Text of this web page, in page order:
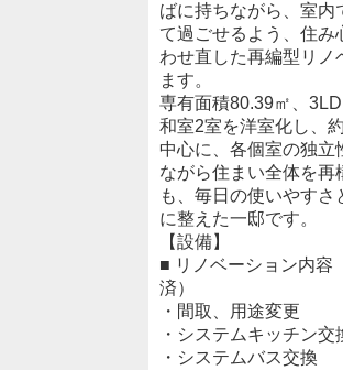
ばに持ちながら、室内
て過ごせるよう、住み
わせ直した再編型リノ
ます。
専有面積80.39㎡、
和室2室を洋室化し、
中心に、各個室の独立
ながら住まい全体を再
も、毎日の使いやすさ
に整えた一邸です。
【設備】
■ リノベーション内容
済）
・間取、用途変更
・システムキッチン交
・システムバス交換